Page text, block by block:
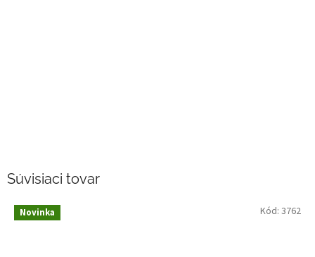
Súvisiaci tovar
Novinka Kód: 3762